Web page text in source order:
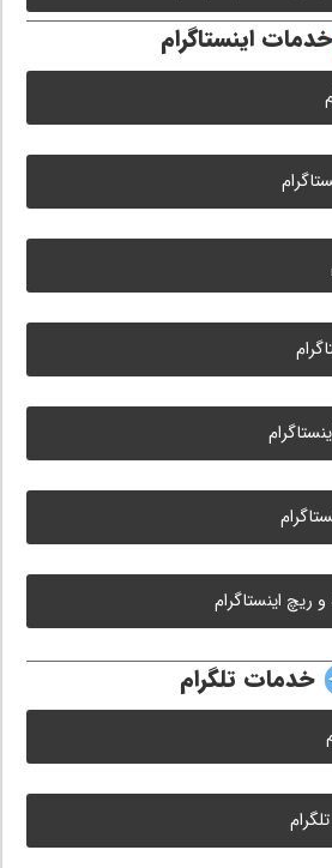
خدمات اینستاگرام
ریچ اینستاگرام
خدمات تلگرام